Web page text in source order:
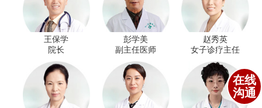
王保学
院长
彭学美
副主任医师
赵秀英
女子诊疗主任
在线
沟通